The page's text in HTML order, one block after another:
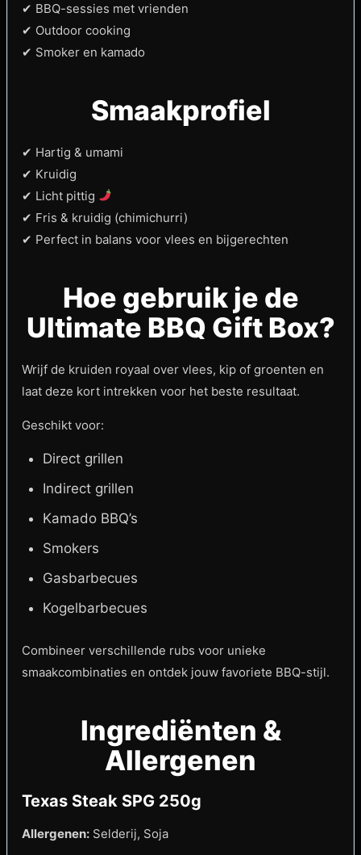
✔ BBQ-sessies met vrienden
✔ Outdoor cooking
✔ Smoker en kamado
Smaakprofiel
✔ Hartig & umami
✔ Kruidig
✔ Licht pittig
✔ Fris & kruidig (chimichurri)
✔ Perfect in balans voor vlees en bijgerechten
Hoe gebruik je de
Ultimate BBQ Gift Box?
Wrijf de kruiden royaal over vlees, kip of groenten en
laat deze kort intrekken voor het beste resultaat.
Geschikt voor:
Direct grillen
Indirect grillen
Kamado BBQ’s
Smokers
Gasbarbecues
Kogelbarbecues
Combineer verschillende rubs voor unieke
smaakcombinaties en ontdek jouw favoriete BBQ-stijl.
Ingrediënten &
Allergenen
Texas Steak SPG 250g
Allergenen: Selderij, Soja